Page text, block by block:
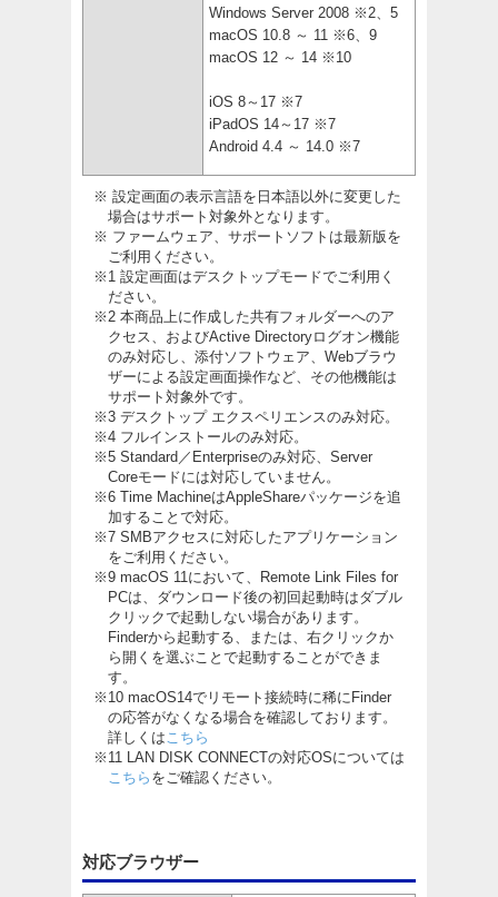
Windows Server 2008 ※2、5
macOS 10.8 ～ 11 ※6、9
macOS 12 ～ 14 ※10
iOS 8～17 ※7
iPadOS 14～17 ※7
Android 4.4 ～ 14.0 ※7
※ 設定画面の表示言語を日本語以外に変更した
場合はサポート対象外となります。
※ ファームウェア、サポートソフトは最新版を
ご利用ください。
※1 設定画面はデスクトップモードでご利用く
ださい。
※2 本商品上に作成した共有フォルダーへのア
クセス、およびActive Directoryログオン機能
のみ対応し、添付ソフトウェア、Webブラウ
ザーによる設定画面操作など、その他機能は
サポート対象外です。
※3 デスクトップ エクスペリエンスのみ対応。
※4 フルインストールのみ対応。
※5 Standard／Enterpriseのみ対応、Server
Coreモードには対応していません。
※6 Time MachineはAppleShareパッケージを追
加することで対応。
※7 SMBアクセスに対応したアプリケーション
をご利用ください。
※9 macOS 11において、Remote Link Files for
PCは、ダウンロード後の初回起動時はダブル
クリックで起動しない場合があります。
Finderから起動する、または、右クリックか
ら開くを選ぶことで起動することができま
す。
※10 macOS14でリモート接続時に稀にFinder
の応答がなくなる場合を確認しております。
詳しくは こちら
※11 LAN DISK CONNECTの対応OSについては
こちら をご確認ください。
対応ブラウザー